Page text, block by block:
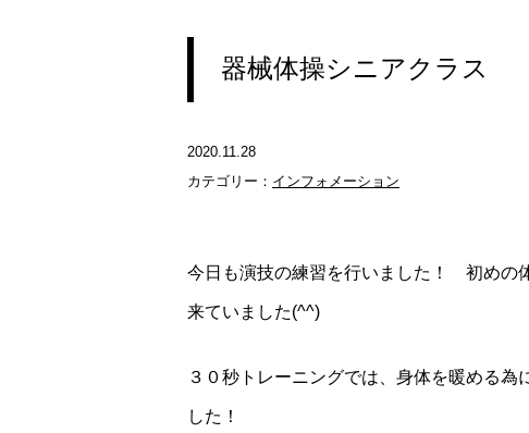
器械体操シニアクラス
2020.11.28
カテゴリー： インフォメーション
今日も演技の練習を行いました！ 初めの
来ていました(^^)
３０秒トレーニングでは、身体を暖める
した！